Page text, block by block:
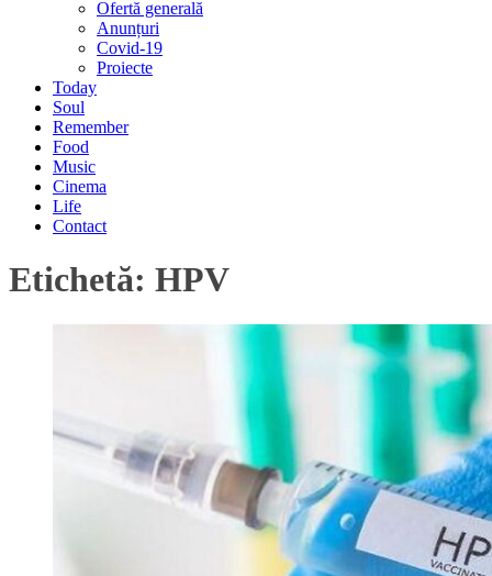
Ofertă generală
Anunțuri
Covid-19
Proiecte
Today
Soul
Remember
Food
Music
Cinema
Life
Contact
Etichetă: HPV